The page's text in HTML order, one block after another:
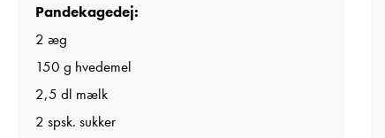
Pandekagedej:
2 æg
150 g hvedemel
2,5 dl mælk
2 spsk. sukker